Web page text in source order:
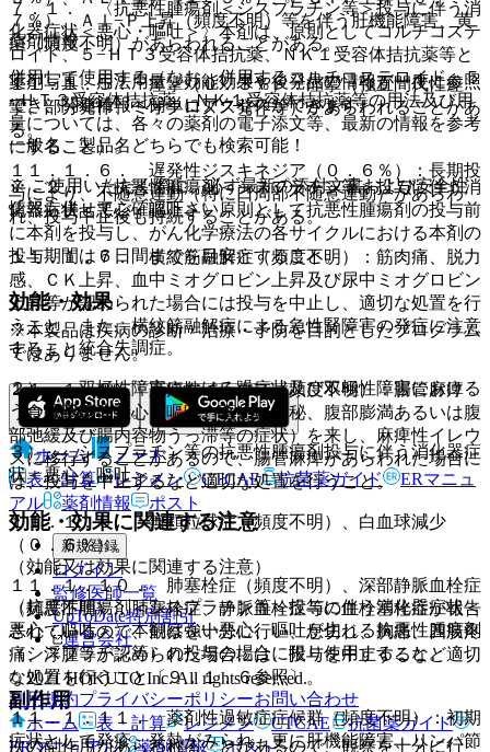
７％）、Ａｌ−Ｐ上昇（頻度不明）等を伴う肝機能障害、黄
疸（頻度不明）があらわれることがある。
１１．１．５． 痙攣（０．３％）：痙攣（強直間代性痙
攣、部分発作、ミオクロヌス発作等）があらわれることがあ
る。
１１．１．６． 遅発性ジスキネジア（０．６％）：長期投
与により、不随意運動（特に口周部不随意運動）があらわ
れ、投与中止後も持続することがある。
１１．１．７． 横紋筋融解症（頻度不明）：筋肉痛、脱力
感、ＣＫ上昇、血中ミオグロビン上昇及び尿中ミオグロビン
上昇等が認められた場合には投与を中止し、適切な処置を行
うこと。また、横紋筋融解症による急性腎障害の発症に注意
すること。
１１．１．８． 麻痺性イレウス（頻度不明）：腸管麻痺
（食欲不振、悪心・嘔吐、著しい便秘、腹部膨満あるいは腹
部弛緩及び腸内容物うっ滞等の症状）を来し、麻痺性イレウ
スに移行することがあるので、腸管麻痺があらわれた場合に
は、投与を中止するなど適切な処置を行うこと。
１１．１．９． 無顆粒球症（頻度不明）、白血球減少
（０．６％）。
１１．１．１０． 肺塞栓症（頻度不明）、深部静脈血栓症
（頻度不明）：肺塞栓症、静脈血栓症等の血栓塞栓症が報告
されているので、観察を十分に行い、息切れ、胸痛、四肢疼
痛、浮腫等が認められた場合には、投与を中止するなど適切
な処置を行うこと〔９．１．６参照〕。
１１．１．１１． 薬剤性過敏症症候群（頻度不明）：初期
症状として発疹、発熱がみられ、更に肝機能障害、リンパ節
７．１． 〈抗悪性腫瘍剤＜シスプラチン等＞投与に伴う消
化器症状＜悪心・嘔吐＞〉本剤は、原則としてコルチコステ
ロイド、５−ＨＴ３受容体拮抗薬、ＮＫ１受容体拮抗薬等と
併用して使用する（なお、併用するコルチコステロイド、５
−ＨＴ３受容体拮抗薬、ＮＫ１受容体拮抗薬等の用法及び用
量については、各々の薬剤の電子添文等、最新の情報を参考
にすること）。
７．２． 〈抗悪性腫瘍剤＜シスプラチン等＞投与に伴う消
化器症状＜悪心・嘔吐＞〉原則として抗悪性腫瘍剤の投与前
に本剤を投与し、がん化学療法の各サイクルにおける本剤の
投与期間は６日間までを目安とすること。
効能・効果
１）． 統合失調症。
２）． 双極性障害における躁症状及び双極性障害における
うつ症状の改善。
３）． シスプラチン等の抗悪性腫瘍剤投与に伴う消化器症
状＜悪心・嘔吐＞。
効能・効果に関連する注意
（効能又は効果に関連する注意）
〈抗悪性腫瘍剤＜シスプラチン等＞投与に伴う消化器症状＜
悪心・嘔吐＞〉本剤は強い悪心、嘔吐が生じる抗悪性腫瘍剤
（シスプラチン等）の投与の場合に限り使用すること。
副作用
次の副作用があらわれることがあるので、観察を十分に行
薬剤情報
薬剤写真、用法用量、効能効果や後発品の情報が一度に参照
でき、関連情報へ簡単にアクセスができます。
一般名、製品名どちらでも検索可能！
※ ご使用いただく際に、必ず最新の添付文書および安全性
情報も併せてご確認下さい。
※本製品は疾病の診断・治療・予防を目的としたプログラム
ではありません。
ホーム
ノート
表・計算
レジメン CTCAE 抗菌薬ガイド
ERマニュ
アル
薬剤情報 ポスト
新規登録
ログイン
監修医師一覧
UpToDate特別割引
運営会社
© 2021 HOKUTO Inc. All rights reserved.
利用規約プライバシーポリシーお問い合わせ
ホーム
表・計算 レジメン CTCAE
抗菌薬ガイド
ERマニュアル
薬剤情報 ポスト